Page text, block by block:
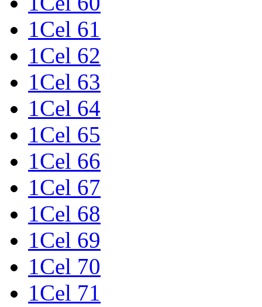
1Cel 61
1Cel 62
1Cel 63
1Cel 64
1Cel 65
1Cel 66
1Cel 67
1Cel 68
1Cel 69
1Cel 70
1Cel 71